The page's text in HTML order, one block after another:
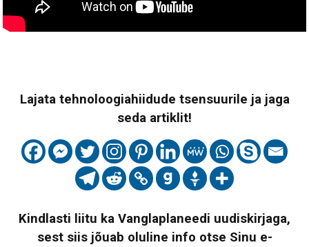
Lajata tehnoloogiahiidude tsensuurile ja jaga
seda artiklit!
Kindlasti liitu ka Vanglaplaneedi uudiskirjaga,
sest siis jõuab oluline info otse Sinu e-